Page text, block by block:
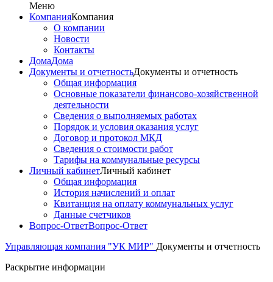
Меню
КомпанияКомпания
О компании
Новости
Контакты
ДомаДома
Документы и отчетностьДокументы и отчетность
Общая информация
Основные показатели финансово-хозяйственной
деятельности
Сведения о выполняемых работах
Порядок и условия оказания услуг
Договор и протокол МКД
Сведения о стоимости работ
Тарифы на коммунальные ресурсы
Личный кабинетЛичный кабинет
Общая информация
История начислений и оплат
Квитанция на оплату коммунальных услуг
Данные счетчиков
Вопрос-ОтветВопрос-Ответ
Управляющая компания "УК МИР" Документы и отчетность
Раскрытие информации